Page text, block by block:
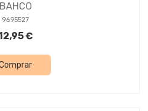
BAHCO
9695527
€